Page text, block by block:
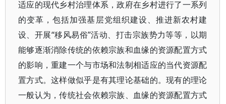
适应的现代乡村治理体系，政府在乡村进行了一系列
的变革，包括加强基层党组织建设、推进新农村建
设、开展“移风易俗”活动、打击宗族势力等等，以期
能够逐渐消除传统的依赖宗族和血缘的资源配置方式
的影响，重建一个与市场和法制相适应的当代资源配
置方式。这样做似乎是有其理论基础的。现有的理论
一般认为，传统社会依赖宗族、血缘的资源配置方式